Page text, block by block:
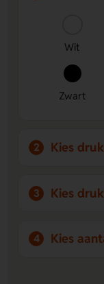
op je werk te
geven een
Rondom te
ontwerp
Wit
Zwart
2 Kies
3 Kies
4 Kies